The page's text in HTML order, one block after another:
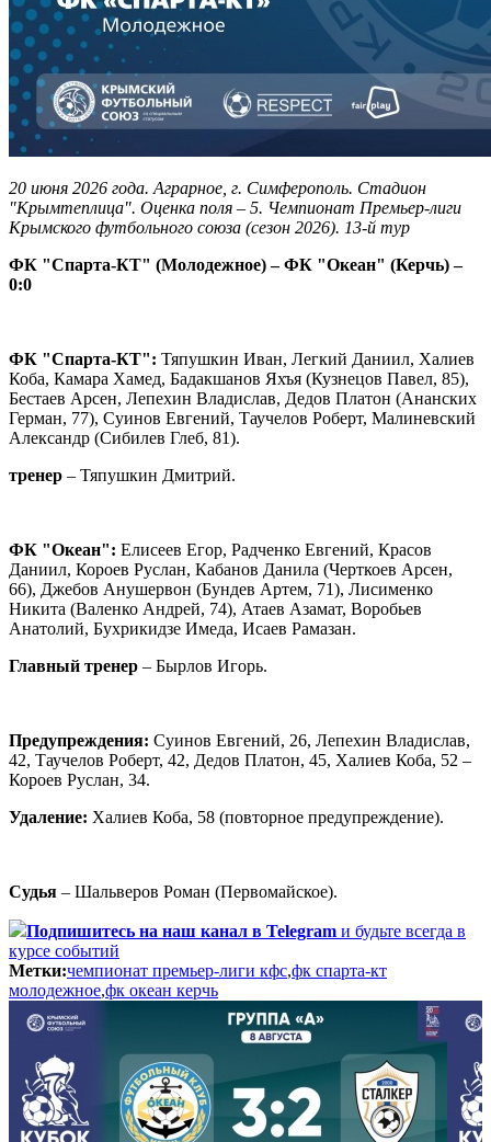
20 июня 2026 года. Аграрное, г. Симферополь. Стадион
"Крымтеплица". Оценка поля – 5. Чемпионат Премьер-лиги
Крымского футбольного союза (сезон 2026). 13-й тур
ФК "Спарта-КТ" (Молодежное) – ФК "Океан" (Керчь) –
0:0
ФК "Спарта-КТ": Тяпушкин Иван, Легкий Даниил, Халиев
Коба, Камара Хамед, Бадакшанов Яхъя (Кузнецов Павел, 85),
Бестаев Арсен, Лепехин Владислав, Дедов Платон (Ананских
Герман, 77), Суинов Евгений, Таучелов Роберт, Малиневский
Александр (Сибилев Глеб, 81).
тренер – Тяпушкин Дмитрий.
ФК "Океан": Елисеев Егор, Радченко Евгений, Красов
Даниил, Короев Руслан, Кабанов Данила (Черткоев Арсен,
66), Джебов Анушервон (Бундев Артем, 71), Лисименко
Никита (Валенко Андрей, 74), Атаев Азамат, Воробьев
Анатолий, Бухрикидзе Имеда, Исаев Рамазан.
Главный тренер – Бырлов Игорь.
Предупреждения: Суинов Евгений, 26, Лепехин Владислав,
42, Таучелов Роберт, 42, Дедов Платон, 45, Халиев Коба, 52 –
Короев Руслан, 34.
Удаление: Халиев Коба, 58 (повторное предупреждение).
Судья – Шальверов Роман (Первомайское).
Подпишитесь на наш канал в Telegram и будьте всегда в
курсе событий
Метки:чемпионат премьер-лиги кфс,фк спарта-кт
молодежное,фк океан керчь